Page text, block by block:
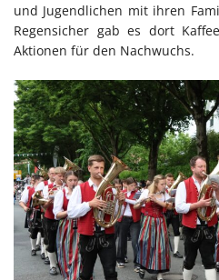
und Jugendlichen mit ihren
Regensicher gab es dort
Aktionen für den Nachwuchs.